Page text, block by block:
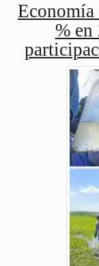
Economía
%